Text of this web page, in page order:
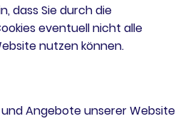
dass Sie durch die
eventuell nicht alle
nutzen können.
Angebote unserer Website